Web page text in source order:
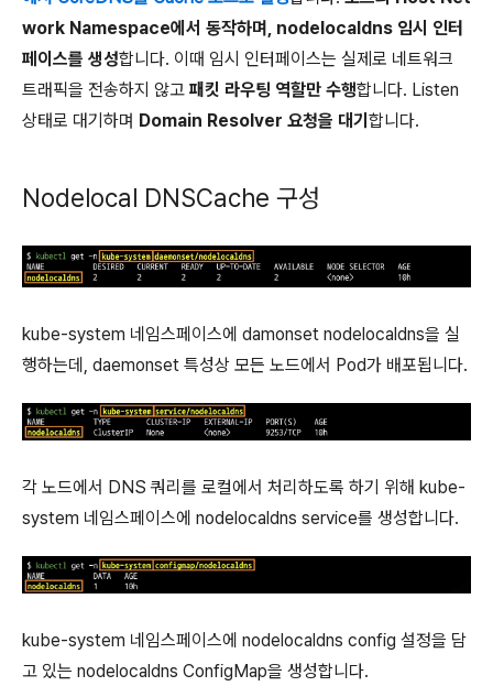
work Namespace에서 동작하며, nodelocaldns 임시 인터
페이스를 생성합니다. 이때 임시 인터페이스는 실제로 네트워크
트래픽을 전송하지 않고 패킷 라우팅 역할만 수행합니다. Listen
상태로 대기하며 Domain Resolver 요청을 대기 합니다.
Nodelocal DNSCache 구성
kube-system 네임스페이스에 damonset nodelocaldns을 실
행하는데, daemonset 특성상 모든 노드에서 Pod가 배포됩니다.
각 노드에서 DNS 쿼리를 로컬에서 처리하도록 하기 위해 kube-
system 네임스페이스에 nodelocaldns service를 생성합니다.
kube-system 네임스페이스에 nodelocaldns config 설정을 담
고 있는 nodelocaldns ConfigMap을 생성합니다.